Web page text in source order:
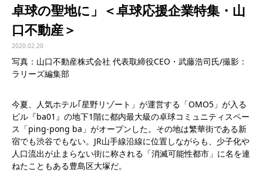
卓球の聖地に」＜卓球応援企業特集・山
口不動産＞
2020.02.20
写真：山口不動産株式会社 代表取締役CEO・武藤浩司氏/撮影：
ラリーズ編集部
今夏、人気ホテル｢星野リゾート」が運営する「OMO5」が入る
ビル『ba01』の地下1階に都内最大級の卓球コミュニティスペー
ス「ping-pong ba」がオープンした。その地は繁華街である新
宿でも渋谷でもない。JR山手線沿線に位置しながらも、少子化や
人口流出が止まらない街に称される「消滅可能性都市」に名を連
ねたこともある豊島区大塚だ。